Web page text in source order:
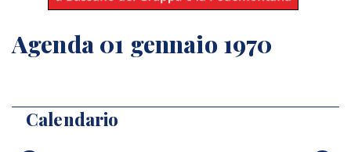
Agenda 01 gennaio 1970
Calendario